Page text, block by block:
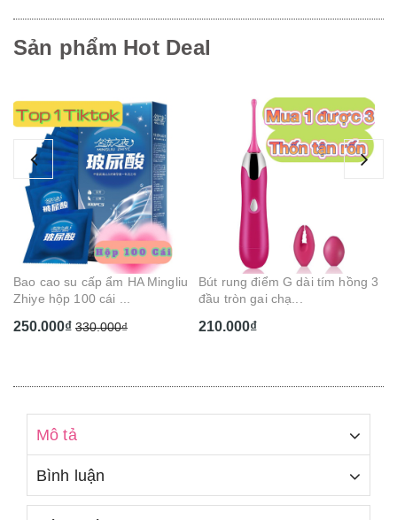
Sản phẩm Hot Deal
Bút rung điểm G dài tím hồng 3
đầu tròn gai chạ...
210.000₫
Gel bôi trơn hương trái cây 5 vị
Cam Cherry Dâu...
130.000₫
Mô tả
Bình luận